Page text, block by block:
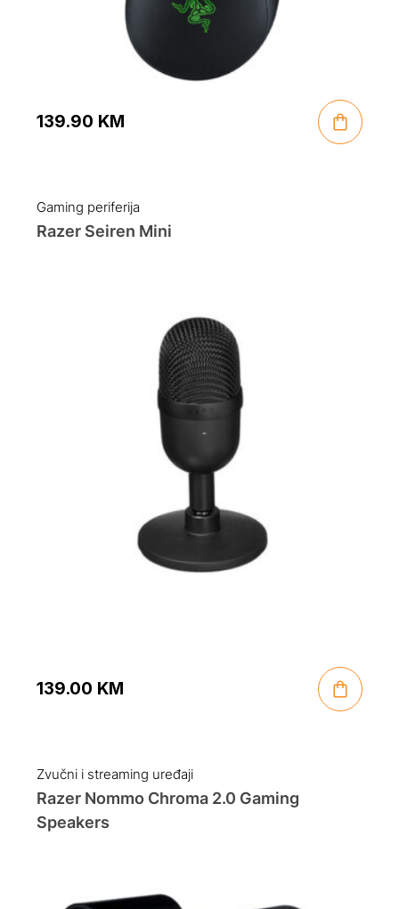
139.90 KM
Gaming periferija
Razer Seiren Mini
139.00 KM
Zvučni i streaming uređaji
Razer Nommo Chroma 2.0 Gaming
Speakers